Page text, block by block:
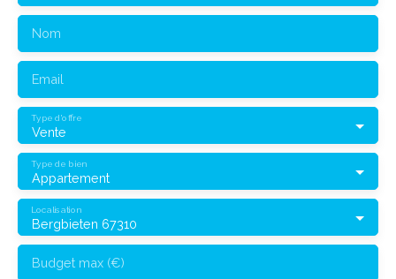
Nom
Email
Vente
Type d'offre
Appartement
Type de bien
Bergbieten 67310
Localisation
Budget max (€)